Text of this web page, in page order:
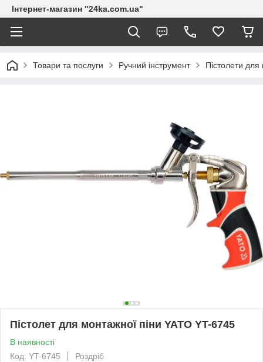
Інтернет-магазин "24ka.com.ua"
Товари та послуги Ручний інструмент Пістолети для
Пістолет для монтажної піни YATO YT-6745
В наявності
Код: YT-6745
Роздріб